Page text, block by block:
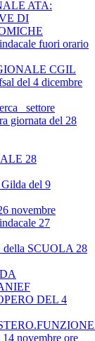
ATA:
DI
fuori orario
CGIL
del 4 dicembre
settore
giornata del 28
28
del 9
novembre
27
della SCUOLA 28
DEL 4
novembre ore